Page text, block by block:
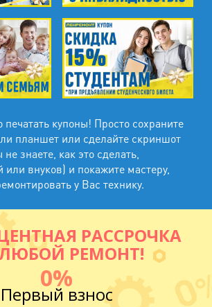
купоны! Просто сохраните
планшет или сделайте скриншот
знаете, как это сделать,
или внуков) и покажите мастеру,
у Вас технику.
РАССРОЧКА
РЕМОНТ!
0%
Первый взнос